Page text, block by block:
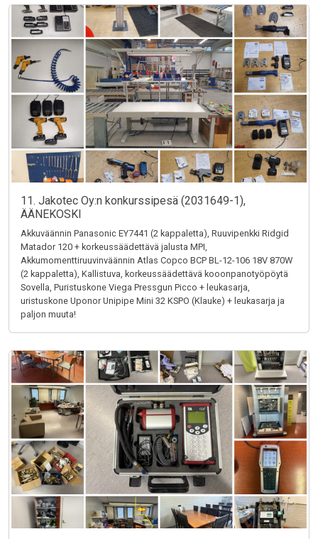
11. Jakotec Oy:n konkurssipesä (2031649-1),
ÄÄNEKOSKI
Akkuväännin Panasonic EY7441 (2 kappaletta), Ruuvipenkki Ridgid
Matador 120 + korkeussäädettävä jalusta MPI,
Akkumomenttiruuvinväännin Atlas Copco BCP BL-12-106 18V 870W
(2 kappaletta), Kallistuva, korkeussäädettävä kooonpanotyöpöytä
Sovella, Puristuskone Viega Pressgun Picco + leukasarja,
uristuskone Uponor Unipipe Mini 32 KSPO (Klauke) + leukasarja ja
paljon muuta!